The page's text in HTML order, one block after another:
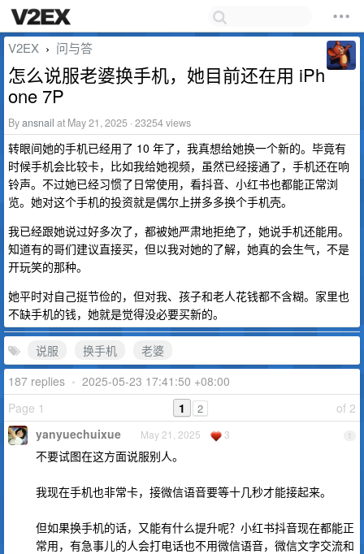
V2EX › 问与答
怎么说服老婆换手机，她目前还在用 iPh
one 7P
Byansnail at May 21, 2025 · 23254 views
转眼间她的手机已经用了 10 年了，我真想给她换一个新的。毕竟有
时候手机会比较卡，比如我给她视频，虽然已经接通了，手机还在响
铃声。不过她已经习惯了日常使用，看抖音、小红书也都能正常浏
览。她对这个手机的投资就是偶尔上拼多多换个手机壳。
我已经跟她说过好多次了，都被她严肃地拒绝了，她说手机还能用。
知道有的哥们建议直接买，但以我对她的了解，她真的会生气，不是
开玩笑的那种。
她平时对自己挺节俭的，但对我、孩子和老人花钱都不含糊。家里也
不缺手机的钱，她就是觉得没必要买新的。
说服 换手机
老婆
187 replies • 2025-05-23 17:41:50 +08:00
Page 1
of 2
1 2
1
yanyuechuixue May 21, 2025 3
不要试图在这方面说服别人。
我现在手机也非常卡，接微信语音要等十几秒才能接起来。
但如果换手机的话，又能有什么提升呢？小红书抖音现在都能正
常用，有急事儿的人会打电话也不用微信语音，微信文字交流和